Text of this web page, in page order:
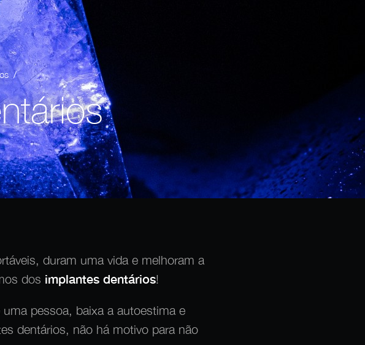
/
duram uma vida e melhoram a
dos implantes dentários!
pessoa, baixa a autoestima e
dentários, não há motivo para não